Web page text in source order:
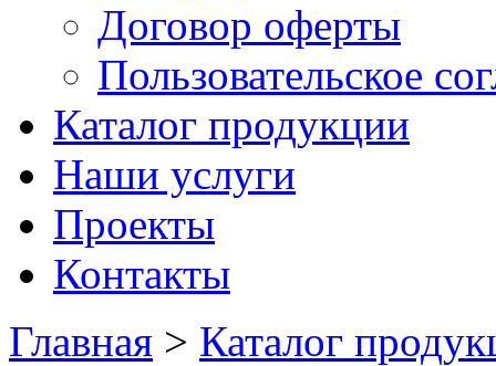
Договор оферты
Пользовательское
Каталог продукции
Наши услуги
Проекты
Контакты
Главная > Каталог